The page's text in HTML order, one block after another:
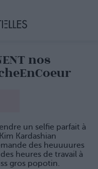
nos
un selfie parfait à
Kardashian
des heuuuures
heures de travail à
gros popotin.